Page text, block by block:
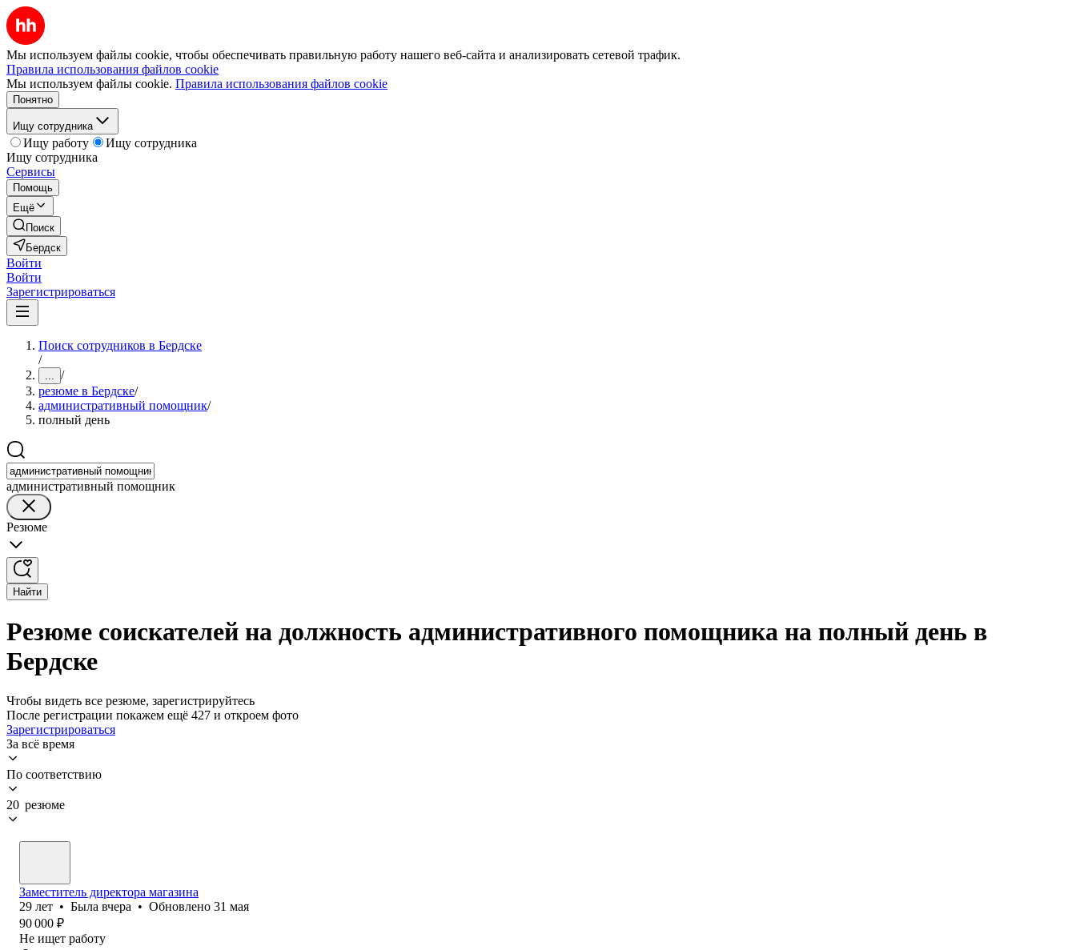
Мы используем файлы cookie, чтобы обеспечивать правильную работу нашего веб-сайта и анализировать сетевой трафик.
Правила использования файлов cookie
Мы используем файлы cookie. Правила использования файлов cookie
Понятно
Ищу сотрудника
Ищу работу
Ищу сотрудника
Ищу сотрудника
Сервисы
Помощь
Ещё
Поиск
Бердск
Войти
Войти
Зарегистрироваться
Поиск сотрудников в Бердске
/
... /
резюме в Бердске/
административный помощник/
полный день
административный помощник
Резюме
Найти
Резюме соискателей на должность административного помощника на полный день в
Бердске
Чтобы видеть все резюме, зарегистрируйтесь
После регистрации покажем ещё 427 и откроем фото
Зарегистрироваться
За всё время
По соответствию
20 резюме
Заместитель директора магазина
29 лет • Была вчера • Обновлено 31 мая
90 000 ₽
Не ищет работу